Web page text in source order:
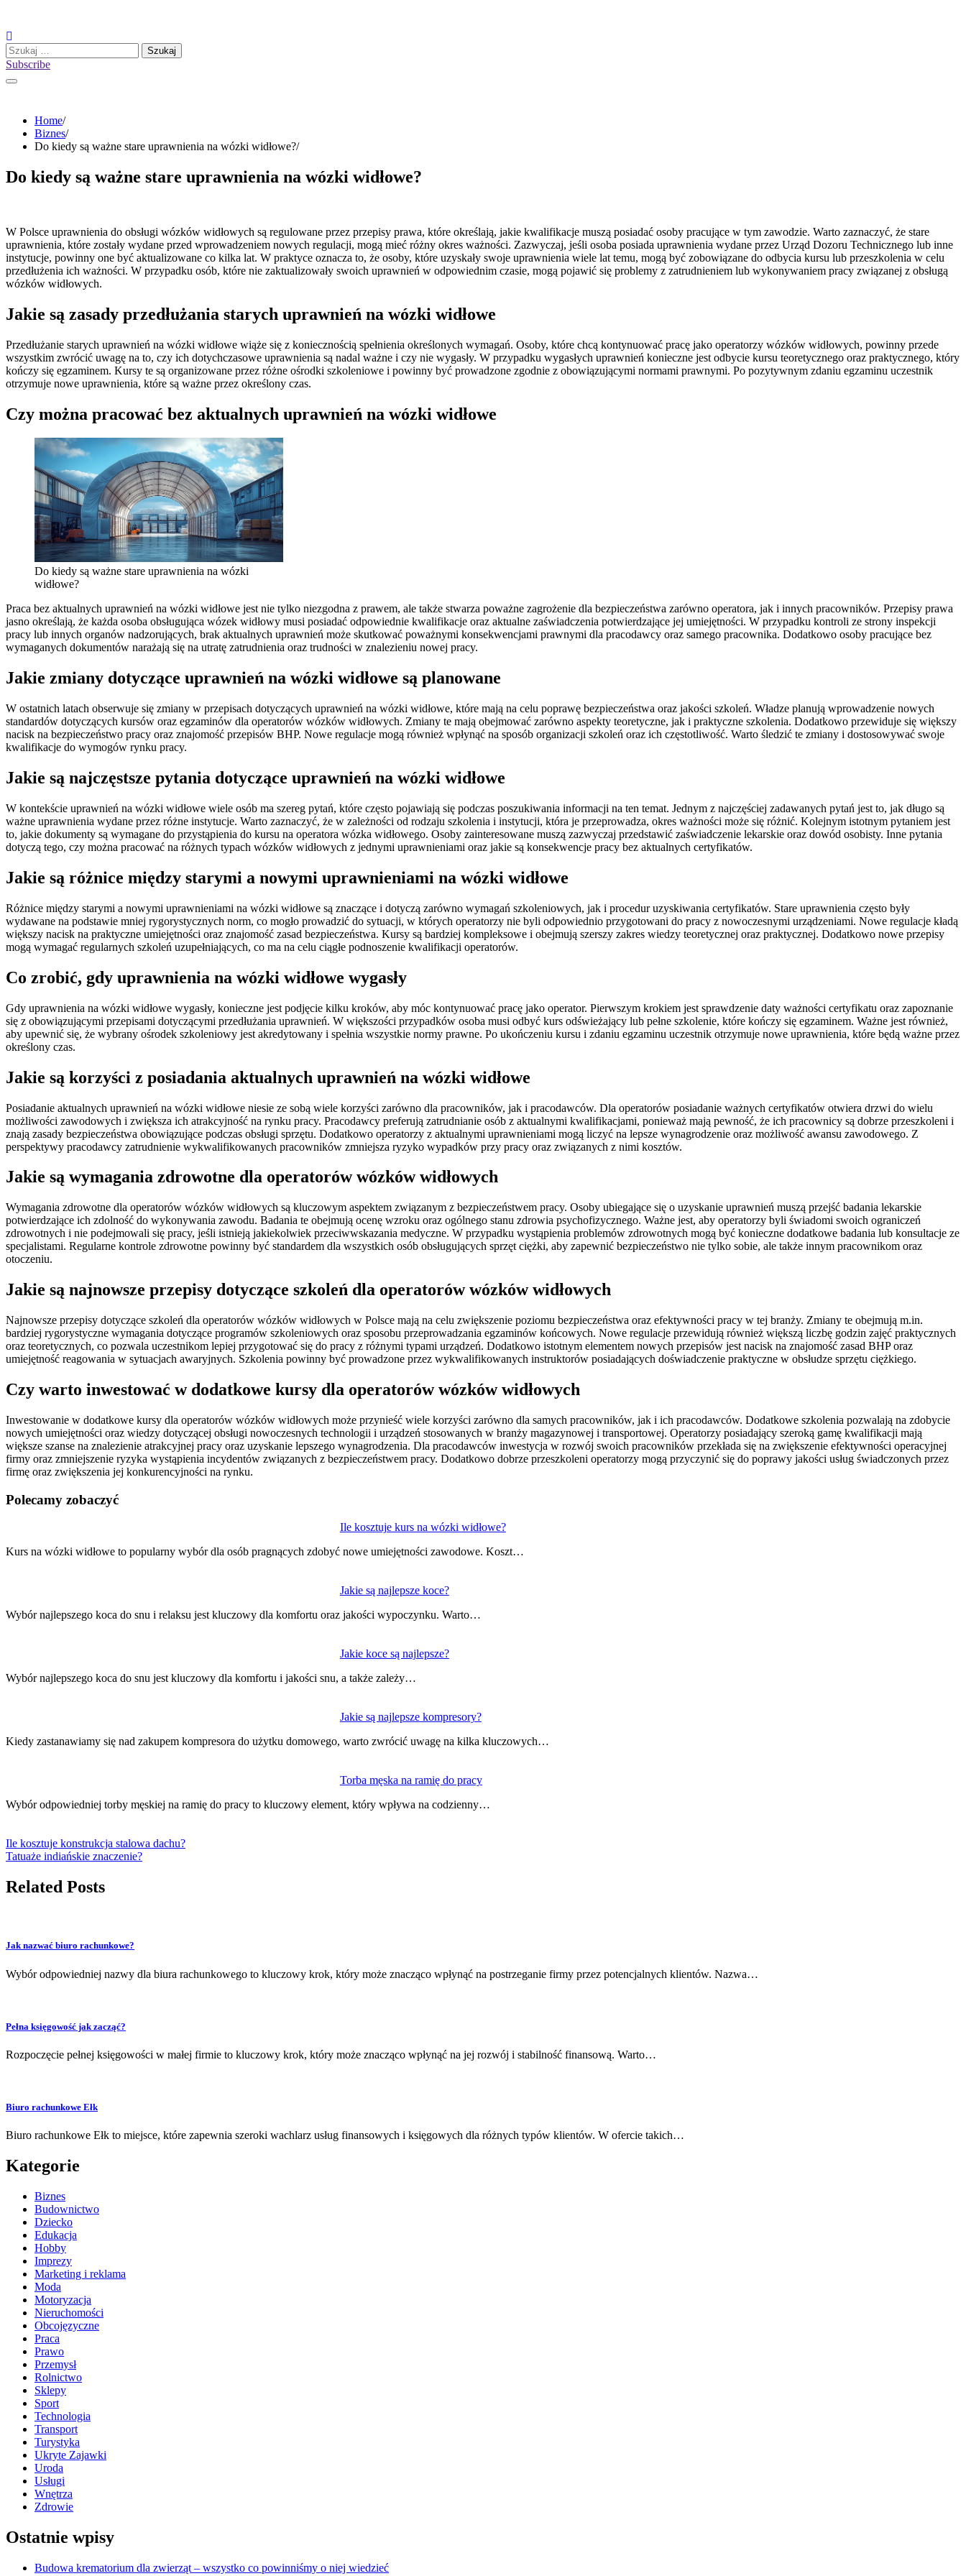
content
Szukaj:
Subscribe
Home
Biznes
Do kiedy są ważne stare uprawnienia na wózki widłowe?
Do kiedy są ważne stare uprawnienia na wózki widłowe?
W Polsce uprawnienia do obsługi wózków widłowych są regulowane przez przepisy prawa, które określają, jakie kwalifikacje muszą posiadać osoby pracujące w tym zawodzie. Warto zaznaczyć, że stare
uprawnienia, które zostały wydane przed wprowadzeniem nowych regulacji, mogą mieć różny okres ważności. Zazwyczaj, jeśli osoba posiada uprawnienia wydane przez Urząd Dozoru Technicznego lub inne
instytucje, powinny one być aktualizowane co kilka lat. W praktyce oznacza to, że osoby, które uzyskały swoje uprawnienia wiele lat temu, mogą być zobowiązane do odbycia kursu lub przeszkolenia w celu
przedłużenia ich ważności. W przypadku osób, które nie zaktualizowały swoich uprawnień w odpowiednim czasie, mogą pojawić się problemy z zatrudnieniem lub wykonywaniem pracy związanej z obsługą
wózków widłowych.
Jakie są zasady przedłużania starych uprawnień na wózki widłowe
Przedłużanie starych uprawnień na wózki widłowe wiąże się z koniecznością spełnienia określonych wymagań. Osoby, które chcą kontynuować pracę jako operatorzy wózków widłowych, powinny przede
wszystkim zwrócić uwagę na to, czy ich dotychczasowe uprawnienia są nadal ważne i czy nie wygasły. W przypadku wygasłych uprawnień konieczne jest odbycie kursu teoretycznego oraz praktycznego, który
kończy się egzaminem. Kursy te są organizowane przez różne ośrodki szkoleniowe i powinny być prowadzone zgodnie z obowiązującymi normami prawnymi. Po pozytywnym zdaniu egzaminu uczestnik
otrzymuje nowe uprawnienia, które są ważne przez określony czas.
Czy można pracować bez aktualnych uprawnień na wózki widłowe
Do kiedy są ważne stare uprawnienia na wózki
widłowe?
Praca bez aktualnych uprawnień na wózki widłowe jest nie tylko niezgodna z prawem, ale także stwarza poważne zagrożenie dla bezpieczeństwa zarówno operatora, jak i innych pracowników. Przepisy prawa
jasno określają, że każda osoba obsługująca wózek widłowy musi posiadać odpowiednie kwalifikacje oraz aktualne zaświadczenia potwierdzające jej umiejętności. W przypadku kontroli ze strony inspekcji
pracy lub innych organów nadzorujących, brak aktualnych uprawnień może skutkować poważnymi konsekwencjami prawnymi dla pracodawcy oraz samego pracownika. Dodatkowo osoby pracujące bez
wymaganych dokumentów narażają się na utratę zatrudnienia oraz trudności w znalezieniu nowej pracy.
Jakie zmiany dotyczące uprawnień na wózki widłowe są planowane
W ostatnich latach obserwuje się zmiany w przepisach dotyczących uprawnień na wózki widłowe, które mają na celu poprawę bezpieczeństwa oraz jakości szkoleń. Władze planują wprowadzenie nowych
standardów dotyczących kursów oraz egzaminów dla operatorów wózków widłowych. Zmiany te mają obejmować zarówno aspekty teoretyczne, jak i praktyczne szkolenia. Dodatkowo przewiduje się większy
nacisk na bezpieczeństwo pracy oraz znajomość przepisów BHP. Nowe regulacje mogą również wpłynąć na sposób organizacji szkoleń oraz ich częstotliwość. Warto śledzić te zmiany i dostosowywać swoje
kwalifikacje do wymogów rynku pracy.
Jakie są najczęstsze pytania dotyczące uprawnień na wózki widłowe
W kontekście uprawnień na wózki widłowe wiele osób ma szereg pytań, które często pojawiają się podczas poszukiwania informacji na ten temat. Jednym z najczęściej zadawanych pytań jest to, jak długo są
ważne uprawnienia wydane przez różne instytucje. Warto zaznaczyć, że w zależności od rodzaju szkolenia i instytucji, która je przeprowadza, okres ważności może się różnić. Kolejnym istotnym pytaniem jest
to, jakie dokumenty są wymagane do przystąpienia do kursu na operatora wózka widłowego. Osoby zainteresowane muszą zazwyczaj przedstawić zaświadczenie lekarskie oraz dowód osobisty. Inne pytania
dotyczą tego, czy można pracować na różnych typach wózków widłowych z jednymi uprawnieniami oraz jakie są konsekwencje pracy bez aktualnych certyfikatów.
Jakie są różnice między starymi a nowymi uprawnieniami na wózki widłowe
Różnice między starymi a nowymi uprawnieniami na wózki widłowe są znaczące i dotyczą zarówno wymagań szkoleniowych, jak i procedur uzyskiwania certyfikatów. Stare uprawnienia często były
wydawane na podstawie mniej rygorystycznych norm, co mogło prowadzić do sytuacji, w których operatorzy nie byli odpowiednio przygotowani do pracy z nowoczesnymi urządzeniami. Nowe regulacje kładą
większy nacisk na praktyczne umiejętności oraz znajomość zasad bezpieczeństwa. Kursy są bardziej kompleksowe i obejmują szerszy zakres wiedzy teoretycznej oraz praktycznej. Dodatkowo nowe przepisy
mogą wymagać regularnych szkoleń uzupełniających, co ma na celu ciągłe podnoszenie kwalifikacji operatorów.
Co zrobić, gdy uprawnienia na wózki widłowe wygasły
Gdy uprawnienia na wózki widłowe wygasły, konieczne jest podjęcie kilku kroków, aby móc kontynuować pracę jako operator. Pierwszym krokiem jest sprawdzenie daty ważności certyfikatu oraz zapoznanie
się z obowiązującymi przepisami dotyczącymi przedłużania uprawnień. W większości przypadków osoba musi odbyć kurs odświeżający lub pełne szkolenie, które kończy się egzaminem. Ważne jest również,
aby upewnić się, że wybrany ośrodek szkoleniowy jest akredytowany i spełnia wszystkie normy prawne. Po ukończeniu kursu i zdaniu egzaminu uczestnik otrzymuje nowe uprawnienia, które będą ważne przez
określony czas.
Jakie są korzyści z posiadania aktualnych uprawnień na wózki widłowe
Posiadanie aktualnych uprawnień na wózki widłowe niesie ze sobą wiele korzyści zarówno dla pracowników, jak i pracodawców. Dla operatorów posiadanie ważnych certyfikatów otwiera drzwi do wielu
możliwości zawodowych i zwiększa ich atrakcyjność na rynku pracy. Pracodawcy preferują zatrudnianie osób z aktualnymi kwalifikacjami, ponieważ mają pewność, że ich pracownicy są dobrze przeszkoleni i
znają zasady bezpieczeństwa obowiązujące podczas obsługi sprzętu. Dodatkowo operatorzy z aktualnymi uprawnieniami mogą liczyć na lepsze wynagrodzenie oraz możliwość awansu zawodowego. Z
perspektywy pracodawcy zatrudnienie wykwalifikowanych pracowników zmniejsza ryzyko wypadków przy pracy oraz związanych z nimi kosztów.
Jakie są wymagania zdrowotne dla operatorów wózków widłowych
Wymagania zdrowotne dla operatorów wózków widłowych są kluczowym aspektem związanym z bezpieczeństwem pracy. Osoby ubiegające się o uzyskanie uprawnień muszą przejść badania lekarskie
potwierdzające ich zdolność do wykonywania zawodu. Badania te obejmują ocenę wzroku oraz ogólnego stanu zdrowia psychofizycznego. Ważne jest, aby operatorzy byli świadomi swoich ograniczeń
zdrowotnych i nie podejmowali się pracy, jeśli istnieją jakiekolwiek przeciwwskazania medyczne. W przypadku wystąpienia problemów zdrowotnych mogą być konieczne dodatkowe badania lub konsultacje ze
specjalistami. Regularne kontrole zdrowotne powinny być standardem dla wszystkich osób obsługujących sprzęt ciężki, aby zapewnić bezpieczeństwo nie tylko sobie, ale także innym pracownikom oraz
otoczeniu.
Jakie są najnowsze przepisy dotyczące szkoleń dla operatorów wózków widłowych
Najnowsze przepisy dotyczące szkoleń dla operatorów wózków widłowych w Polsce mają na celu zwiększenie poziomu bezpieczeństwa oraz efektywności pracy w tej branży. Zmiany te obejmują m.in.
bardziej rygorystyczne wymagania dotyczące programów szkoleniowych oraz sposobu przeprowadzania egzaminów końcowych. Nowe regulacje przewidują również większą liczbę godzin zajęć praktycznych
oraz teoretycznych, co pozwala uczestnikom lepiej przygotować się do pracy z różnymi typami urządzeń. Dodatkowo istotnym elementem nowych przepisów jest nacisk na znajomość zasad BHP oraz
umiejętność reagowania w sytuacjach awaryjnych. Szkolenia powinny być prowadzone przez wykwalifikowanych instruktorów posiadających doświadczenie praktyczne w obsłudze sprzętu ciężkiego.
Czy warto inwestować w dodatkowe kursy dla operatorów wózków widłowych
Inwestowanie w dodatkowe kursy dla operatorów wózków widłowych może przynieść wiele korzyści zarówno dla samych pracowników, jak i ich pracodawców. Dodatkowe szkolenia pozwalają na zdobycie
nowych umiejętności oraz wiedzy dotyczącej obsługi nowoczesnych technologii i urządzeń stosowanych w branży magazynowej i transportowej. Operatorzy posiadający szeroką gamę kwalifikacji mają
większe szanse na znalezienie atrakcyjnej pracy oraz uzyskanie lepszego wynagrodzenia. Dla pracodawców inwestycja w rozwój swoich pracowników przekłada się na zwiększenie efektywności operacyjnej
firmy oraz zmniejszenie ryzyka wystąpienia incydentów związanych z bezpieczeństwem pracy. Dodatkowo dobrze przeszkoleni operatorzy mogą przyczynić się do poprawy jakości usług świadczonych przez
firmę oraz zwiększenia jej konkurencyjności na rynku.
Polecamy zobaczyć
Ile kosztuje kurs na wózki widłowe?
Kurs na wózki widłowe to popularny wybór dla osób pragnących zdobyć nowe umiejętności zawodowe. Koszt…
Jakie są najlepsze koce?
Wybór najlepszego koca do snu i relaksu jest kluczowy dla komfortu oraz jakości wypoczynku. Warto…
Jakie koce są najlepsze?
Wybór najlepszego koca do snu jest kluczowy dla komfortu i jakości snu, a także zależy…
Jakie są najlepsze kompresory?
Kiedy zastanawiamy się nad zakupem kompresora do użytku domowego, warto zwrócić uwagę na kilka kluczowych…
Torba męska na ramię do pracy
Wybór odpowiedniej torby męskiej na ramię do pracy to kluczowy element, który wpływa na codzienny…
wpisu
Ile kosztuje konstrukcja stalowa dachu?
Tatuaże indiańskie znaczenie?
Related Posts
Jak nazwać biuro rachunkowe?
Wybór odpowiedniej nazwy dla biura rachunkowego to kluczowy krok, który może znacząco wpłynąć na postrzeganie firmy przez potencjalnych klientów. Nazwa…
Pełna księgowość jak zacząć?
Rozpoczęcie pełnej księgowości w małej firmie to kluczowy krok, który może znacząco wpłynąć na jej rozwój i stabilność finansową. Warto…
Biuro rachunkowe Ełk
Biuro rachunkowe Ełk to miejsce, które zapewnia szeroki wachlarz usług finansowych i księgowych dla różnych typów klientów. W ofercie takich…
Kategorie
Biznes
Budownictwo
Dziecko
Edukacja
Hobby
Imprezy
Marketing i reklama
Moda
Motoryzacja
Nieruchomości
Obcojęzyczne
Praca
Prawo
Przemysł
Rolnictwo
Sklepy
Sport
Technologia
Transport
Turystyka
Ukryte Zajawki
Uroda
Usługi
Wnętrza
Zdrowie
Ostatnie wpisy
Budowa krematorium dla zwierząt – wszystko co powinniśmy o niej wiedzieć